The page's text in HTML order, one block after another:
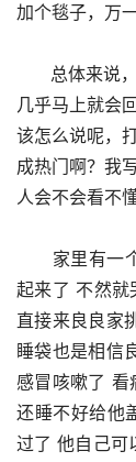
加个毯子，万
几乎马上就会
该怎么说呢，
成热门啊？我
人会不会看不
起来了 不然就
直接来良良家
睡袋也是相信
感冒咳嗽了 看
还睡不好给他
过了 他自己可